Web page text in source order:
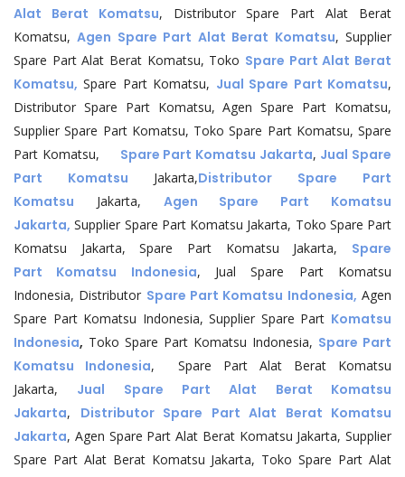
Alat Berat Komatsu, Distributor Spare Part Alat Berat
Komatsu,Agen Spare Part Alat Berat Komatsu, Supplier
Spare Part Alat Berat Komatsu, Toko Spare Part Alat Berat
Komatsu, Spare Part Komatsu, Jual Spare Part Komatsu,
Distributor Spare Part Komatsu, Agen Spare Part Komatsu,
Supplier Spare Part Komatsu, Toko Spare Part Komatsu, Spare
Part Komatsu, Spare Part Komatsu Jakarta, Jual Spare
Part Komatsu Jakarta,Distributor Spare Part
Komatsu Jakarta, Agen Spare Part Komatsu
Jakarta, Supplier Spare Part Komatsu Jakarta, Toko Spare Part
Komatsu Jakarta, Spare Part Komatsu Jakarta, Spare
Part Komatsu Indonesia, Jual Spare Part Komatsu
Indonesia, Distributor Spare Part Komatsu Indonesia, Agen
Spare Part Komatsu Indonesia, Supplier Spare Part Komatsu
Indonesia, Toko Spare Part Komatsu Indonesia, Spare Part
Komatsu Indonesia, Spare Part Alat Berat Komatsu
Jakarta, Jual Spare Part Alat Berat Komatsu
Jakarta, Distributor Spare Part Alat Berat Komatsu
Jakarta, Agen Spare Part Alat Berat Komatsu Jakarta, Supplier
Spare Part Alat Berat Komatsu Jakarta, Toko Spare Part Alat